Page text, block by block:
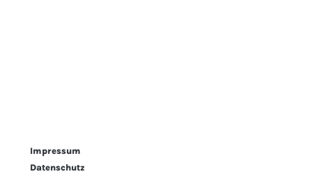
Impressum
Datenschutz